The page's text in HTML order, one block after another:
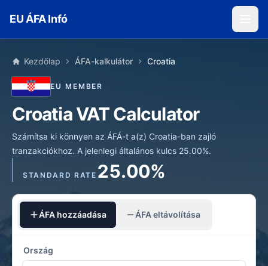
EU ÁFA Infó
Kezdőlap ÁFA-kalkulátor Croatia
EU MEMBER
Croatia VAT Calculator
Számítsa ki könnyen az ÁFÁ-t a(z) Croatia-ban zajló
tranzakciókhoz. A jelenlegi általános kulcs 25.00%.
STANDARD RATE 25.00%
ÁFA hozzáadása ÁFA eltávolítása
Ország